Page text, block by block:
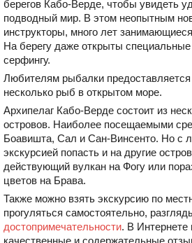
берегов Кабо-Верде, чтобы увидеть
подводный мир. В этом неопытным
инструкторы, много лет
На берегу даже открыты
серфингу.
Любителям рыбалки
несколько рыб в открытом море.
Архипелаг Кабо-Верде состоит из
островов. Наиболее посещаемыми
Боавишта, Сал и Сан-Винсенто. Но с
экскурсией попасть и на другие
действующий вулкан на Фогу или
цветов на Брава.
Также можно взять экскурсию по
прогуляться самостоятельно,
достопримечательности. В Интернете
качественные и содержательные